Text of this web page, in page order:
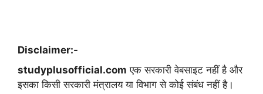
Disclaimer:-
studyplusofficial.com एक सरकारी वेबसाइट नहीं है और
इसका किसी सरकारी मंत्रालय या विभाग से कोई संबंध नहीं है।